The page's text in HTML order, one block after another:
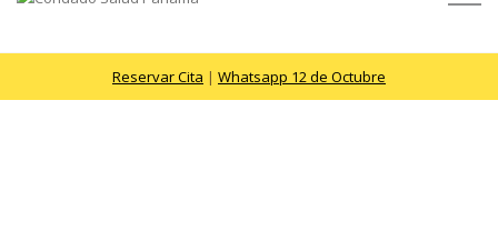
Reservar Cita | Whatsapp 12 de Octubre